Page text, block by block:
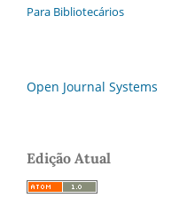
Para Bibliotecários
Open Journal Systems
Edição Atual